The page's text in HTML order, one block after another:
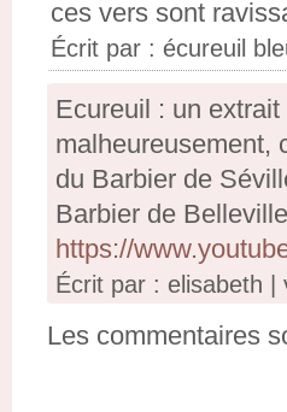
ces vers sont
Écrit par : écureuil
Ecureuil : un
malheureusement,
du Barbier de
Barbier de
https://
Écrit par : elisabeth |
Les commentaires